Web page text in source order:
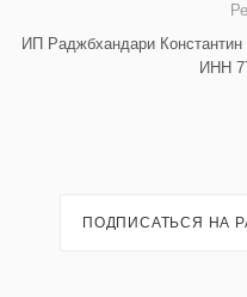
ИП Раджбхандари
ИНН
ПОДПИСАТЬСЯ НА